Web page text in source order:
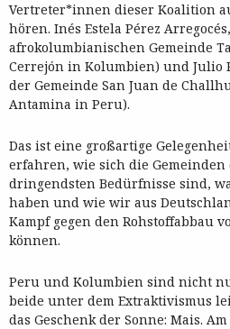
Vertreter*innen dieser Koalition
hören. Inés Estela Pérez
afrokolumbianischen Gemeinde
Cerrejón in Kolumbien) und Julio
der Gemeinde San Juan de
Antamina in Peru).
Das ist eine großartige
erfahren, wie sich die
dringendsten Bedürfnisse sind,
haben und wie wir aus
Kampf gegen den Rohstoffabbau
können.
Peru und Kolumbien sind nicht
beide unter dem Extraktivismus
das Geschenk der Sonne: Mais.